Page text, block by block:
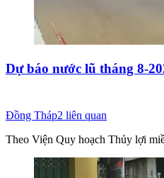
Dự báo nước lũ tháng 8-
Đồng Tháp2 liên quan
Theo Viện Quy hoạch Thủy lợi